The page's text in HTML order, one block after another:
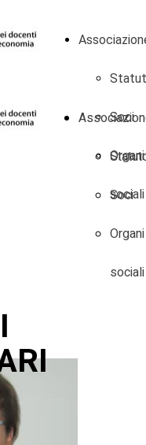
Soci
Organi
sociali
Soci
Organi
sociali